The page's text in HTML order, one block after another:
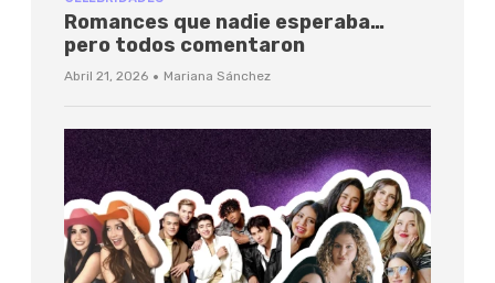
Romances que nadie esperaba…
pero todos comentaron
Abril 21, 2026 · Mariana Sánchez